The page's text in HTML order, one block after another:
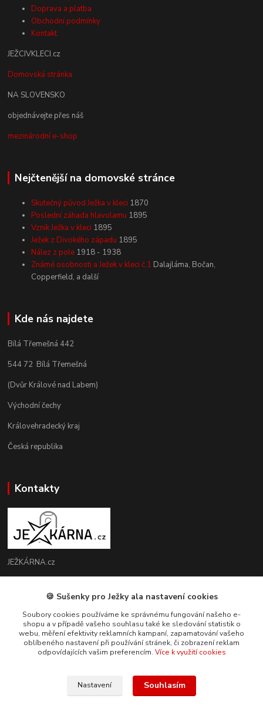
Doprava a platba
Obchodní podmínky
Kontakt
JEŽCIVKLECI.cz
Domovská stránka
NA SLOVENSKO
objednávejte přes náš
mezinárodní e-shop
Nejčtenější na domovské stránce
Skutečný původ Ježka v kleci 1870
Poslední záhada hlavolamu 1895
Vznik Ježka v kleci 1895
Ježek z Divokého západu 1895
Nález z pole 1918 - 1938
Známé osobnosti a Ježek v kleci č.1 Dalajláma, Bočan,
Copperfield, a další
Kde nás najdete
Bílá Třemešná 442
544 72 Bílá Třemešná
(Dvůr Králové nad Labem)
Východní čechy
Královehradecký kraj
Česká republika
Kontakty
JEŽKÁRNA.cz
732 864 037
(Po-So, 8-17 hod.)
info@jezkarna.cz
🍪 Sušenky pro Ježky ala nastavení cookies
Soubory cookies používáme ke správnému fungování našeho e-
shopu a v případě vašeho souhlasu také ke sledování statistik o
webu, měření efektivity reklamních kampaní, zapamatování vašeho
oblíbeného nastavení při používání stránek, či zobrazení reklam
odpovídajících vašim preferencím. Více k využití cookies
Nastavení Souhlasím